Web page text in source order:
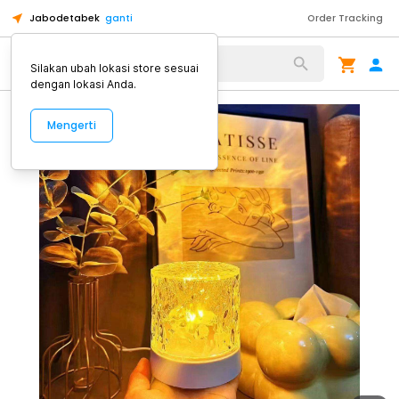
Jabodetabek ganti Order Tracking
Alat Kopi
Silakan ubah lokasi store sesuai
dengan lokasi Anda.
Mengerti